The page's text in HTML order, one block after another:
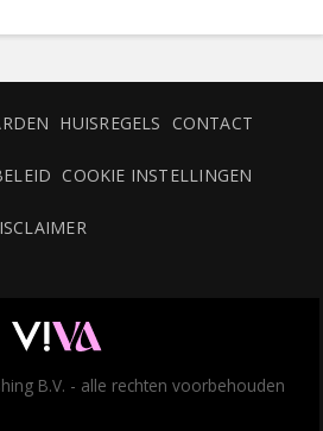
HUISREGELS CONTACT
COOKIE INSTELLINGEN
B.V. - alle rechten voorbehouden